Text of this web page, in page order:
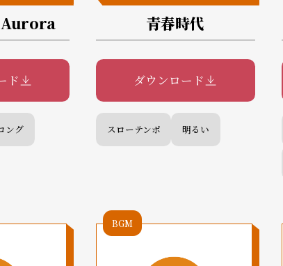
ド
ング
青春時代
ダウンロード
スローテンポ 明るい
BGM